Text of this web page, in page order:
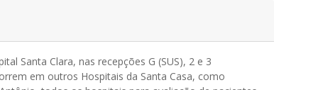
Santa Clara, nas recepções G (SUS), 2 e 3
em outros Hospitais da Santa Casa, como